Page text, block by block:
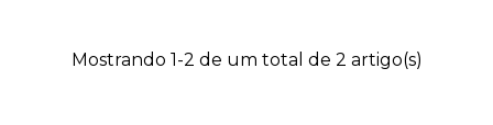
Mostrando 1-2 de um total de 2 artigo(s)